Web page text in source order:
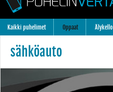
Kaikki puhelimet Oppaat
sähköauto